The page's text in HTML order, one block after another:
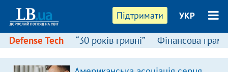
Підтримати УКР
Defense Tech “30 років гривні” Фінансова